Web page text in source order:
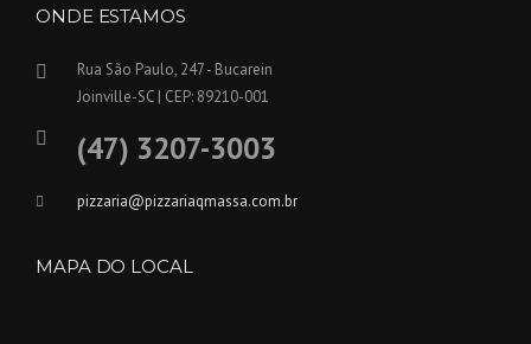
ONDE ESTAMOS
Rua São Paulo, 247 - Bucarein
Joinville-SC | CEP: 89210-001
(47) 3207-3003
pizzaria@pizzariaqmassa.com.br
MAPA DO LOCAL